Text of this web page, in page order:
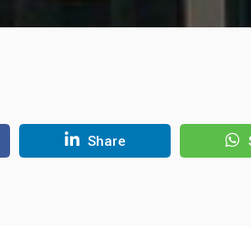
Share